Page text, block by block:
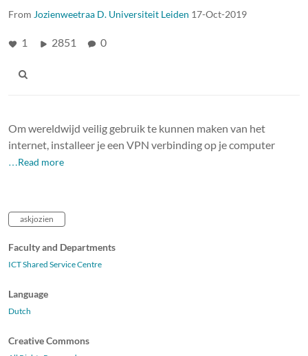
From Jozienweetraa D. Universiteit Leiden 17-Oct-2019
1 2851 0
Om wereldwijd veilig gebruik te kunnen maken van het
internet, installeer je een VPN verbinding op je computer
…Read more
askjozien
Faculty and Departments
ICT Shared Service Centre
Language
Dutch
Creative Commons